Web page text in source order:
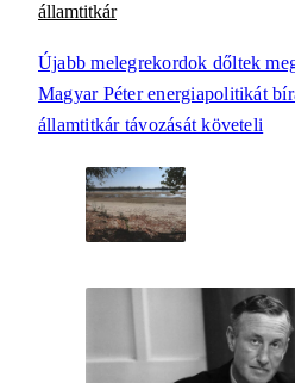
államtitkár
Újabb melegrekordok dőltek
Magyar Péter energiapolitikát
államtitkár távozását követeli